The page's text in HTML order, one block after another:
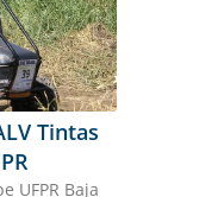
Tintas
UFPR Baja